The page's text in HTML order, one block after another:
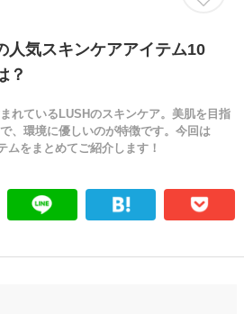
人気スキンケアアイテム10
？
れているLUSHのスキンケア。美肌を目指
、環境に優しいのが特徴です。今回は
ムをまとめてご紹介します！